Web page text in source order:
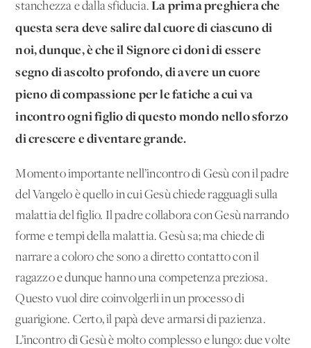
stanchezza e dalla sfiducia.La prima preghiera che
questa sera deve salire dal cuore di ciascuno di
noi, dunque, è che il Signore ci doni di essere
segno di ascolto profondo, di avere un cuore
pieno di compassione per le fatiche a cui va
incontro ogni figlio di questo mondo nello sforzo
di crescere e diventare grande.
Momento importante nell’incontro di Gesù con il padre
del Vangelo è quello in cui Gesù chiede ragguagli sulla
malattia del figlio. Il padre collabora con Gesù narrando
forme e tempi della malattia. Gesù sa; ma chiede di
narrare a coloro che sono a diretto contatto con il
ragazzo e dunque hanno una competenza preziosa.
Questo vuol dire coinvolgerli in un processo di
guarigione. Certo, il papà deve armarsi di pazienza.
L’incontro di Gesù è molto complesso e lungo: due volte